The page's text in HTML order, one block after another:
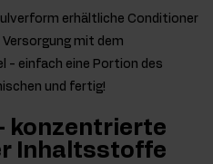
erhältliche Conditioner
mit dem
- einfach eine Portion des
und fertig!
konzentrierte
Inhaltsstoffe